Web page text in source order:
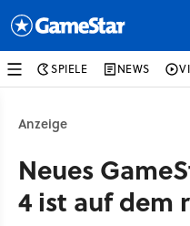
SPIELE NEWS
Anzeige
Neues
4 ist auf dem